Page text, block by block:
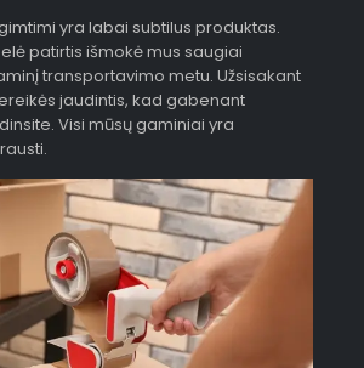
yra labai subtilus produktas.
patirtis išmokė mus saugiai
transportavimo metu. Užsisakant
jaudintis, kad gabenant
Visi mūsų gaminiai yra